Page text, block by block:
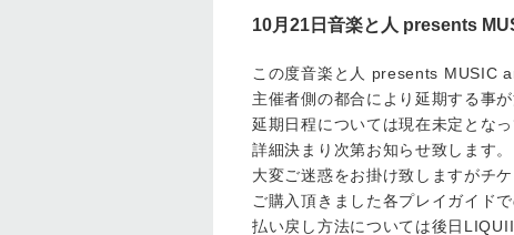
10月21日音楽と人 presents
この度音楽と人 presents MUSIC
主催者側の都合により延期する事が
延期日程については現在未定となっ
詳細決まり次第お知らせ致します。
大変ご迷惑をお掛け致しますがチ
ご購入頂きました各プレイガイド
払い戻し方法については後日